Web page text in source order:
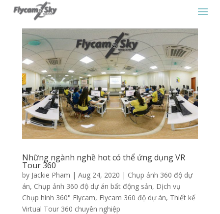
Những ngành nghề hot có thể ứng dụng VR
Tour 360
by Jackie Pham | Aug 24, 2020 | Chụp ảnh 360 độ dự
án, Chụp ảnh 360 độ dự án bất động sản, Dịch vụ
Chụp hình 360° Flycam, Flycam 360 độ dự án, Thiết kế
Virtual Tour 360 chuyên nghiệp